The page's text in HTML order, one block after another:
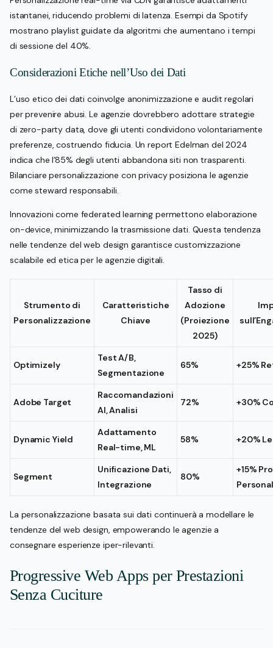
istantanei, riducendo problemi di latenza. Esempi da Spotify
mostrano playlist guidate da algoritmi che aumentano i tempi
di sessione del 40%.
Considerazioni Etiche nell’Uso dei Dati
L’uso etico dei dati coinvolge anonimizzazione e audit regolari
per prevenire abusi. Le agenzie dovrebbero adottare strategie
di zero-party data, dove gli utenti condividono volontariamente
preferenze, costruendo fiducia. Un report Edelman del 2024
indica che l’85% degli utenti abbandona siti non trasparenti.
Bilanciare personalizzazione con privacy posiziona le agenzie
come steward responsabili.
Innovazioni come federated learning permettono elaborazione
on-device, minimizzando la trasmissione dati. Questa tendenza
nelle tendenze del web design garantisce customizzazione
scalabile ed etica per le agenzie digitali.
Strumento di
Personalizzazione
Caratteristiche
Chiave
Tasso di
Adozione
(Proiezione
2025)
Optimizely
Test A/B,
Segmentazione
65% +25%
Adobe Target
Raccomandazioni
AI, Analisi
72% +30%
Dynamic Yield
Adattamento
Real-time, ML
58% +20%
Segment
Unificazione Dati,
Integrazione
80%
+15%
La personalizzazione basata sui dati continuerà a modellare le
tendenze del web design, empowerando le agenzie a
consegnare esperienze iper-rilevanti.
Progressive Web Apps per Prestazioni
Senza Cuciture